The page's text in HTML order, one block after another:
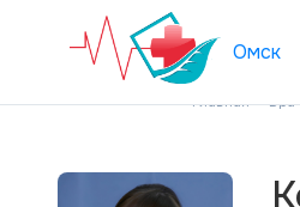
Омск
Главная